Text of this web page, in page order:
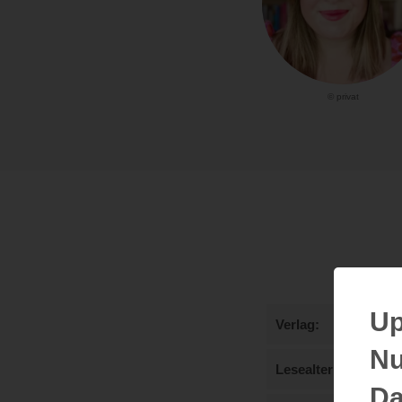
© privat
Verlag
Lesealter